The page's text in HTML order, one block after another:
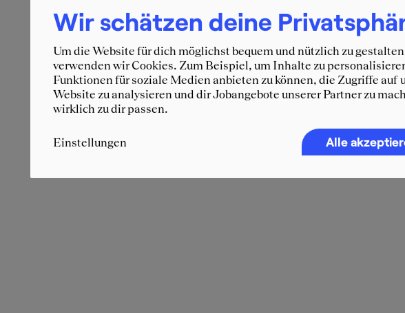
Wir schätzen deine
Um die Website für dich möglichst bequem und nützlich zu
verwenden wir Cookies. Zum Beispiel, um Inhalte zu
Funktionen für soziale Medien anbieten zu können, die Zugriffe auf
Website zu analysieren und dir Jobangebote unserer Partner zu
wirklich zu dir passen.
Einstellungen Alle